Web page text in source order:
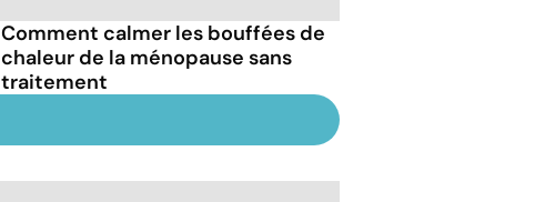
Comment calmer les bouffées de
chaleur de la ménopause sans
traitement